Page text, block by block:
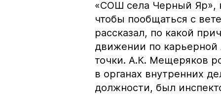
«СОШ села Черный Яр»,
чтобы пообщаться с
рассказал, по какой
движении по карьерной
точки. А.К. Мещеряков
в органах внутренних
должности, был